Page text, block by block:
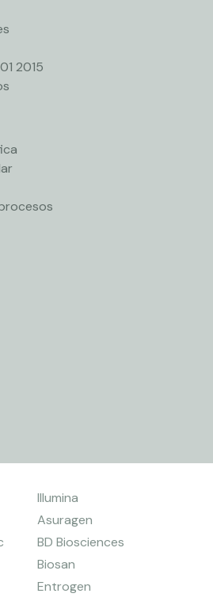
2015
Illumina
Asuragen
BD Biosciences
Biosan
Entrogen